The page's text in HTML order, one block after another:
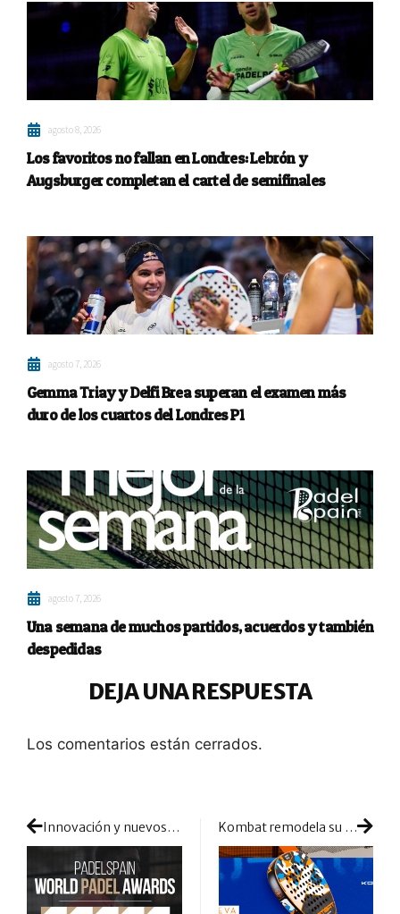
agosto 8, 2026
Los favoritos no fallan en Londres: Lebrón y
Augsburger completan el cartel de semifinales
agosto 7, 2026
Gemma Triay y Delfi Brea superan el examen más
duro de los cuartos del Londres P1
agosto 7, 2026
Una semana de muchos partidos, acuerdos y también
despedidas
DEJA UNA RESPUESTA
Los comentarios están cerrados.
Innovación y nuevos materiales se dan la mano entre las candidatas a Mejor Zapatilla en los PadelSpain World Padel Awards 2022 Kombat remodela su modelo Navy Seal: vuelve la favorita de los fieles de la marca